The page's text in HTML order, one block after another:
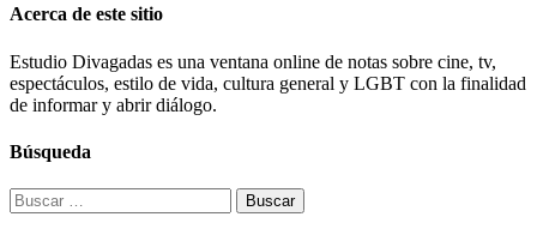
Acerca de este sitio
Estudio Divagadas es una ventana online de notas sobre cine, tv,
espectáculos, estilo de vida, cultura general y LGBT con la finalidad
de informar y abrir diálogo.
Búsqueda
Buscar: